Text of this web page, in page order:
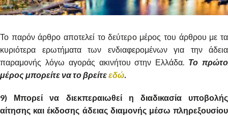
Το παρόν άρθρο αποτελεί το δεύτερο μέρος του άρθρου με τα
κυριότερα ερωτήματα των ενδιαφερομένων για την άδεια
παραμονής λόγω αγοράς ακινήτου στην Ελλάδα. Το πρώτο
μέρος μπορείτε να το βρείτεεδώ.
9) Μπορεί να διεκπεραιωθεί η διαδικασία υποβολής
αίτησης και έκδοσης άδειας διαμονής μέσω πληρεξουσίου